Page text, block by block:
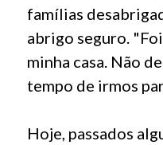
famílias
abrigo seguro.
minha casa. Não
tempo de irmos
Hoje, passados